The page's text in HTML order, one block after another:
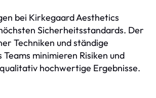
bei Kirkegaard Aesthetics
Sicherheitsstandards. Der
Techniken und ständige
minimieren Risiken und
hochwertige Ergebnisse.